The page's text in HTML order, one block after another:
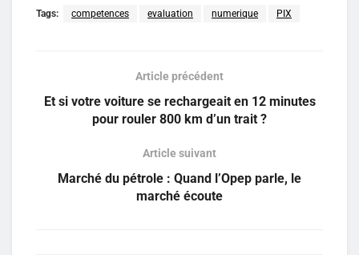
Tags: competences evaluation numerique PIX
Article précédent
Et si votre voiture se rechargeait en 12 minutes
pour rouler 800 km d’un trait ?
Article suivant
Marché du pétrole : Quand l’Opep parle, le
marché écoute